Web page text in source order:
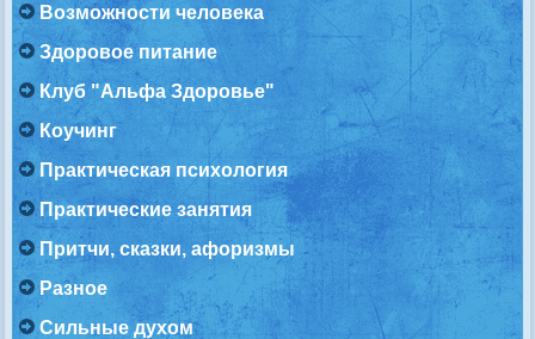
Возможности человека
Здоровое питание
Клуб "Альфа Здоровье"
Коучинг
Практическая психология
Практические занятия
Притчи, сказки, афоризмы
Разное
Сильные духом